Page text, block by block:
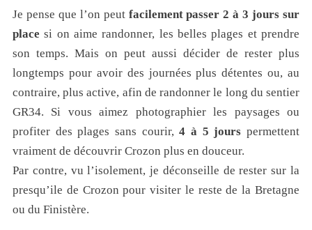
Je pense que l’on peut facilement passer 2 à 3 jours sur
place si on aime randonner, les belles plages et prendre
son temps. Mais on peut aussi décider de rester plus
longtemps pour avoir des journées plus détentes ou, au
contraire, plus active, afin de randonner le long du sentier
GR34. Si vous aimez photographier les paysages ou
profiter des plages sans courir,4 à 5 jours permettent
vraiment de découvrir Crozon plus en douceur.
Par contre, vu l’isolement, je déconseille de rester sur la
presqu’ile de Crozon pour visiter le reste de la Bretagne
ou du Finistère.